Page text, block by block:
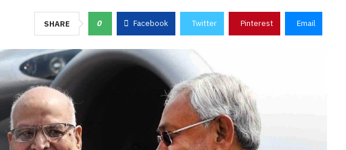
SHARE 0 Facebook Twitter Pinterest Email